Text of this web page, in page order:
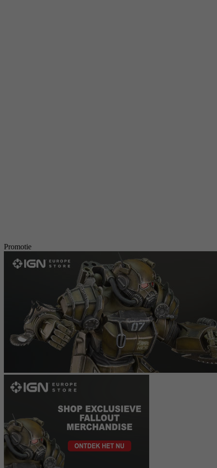
Promotie